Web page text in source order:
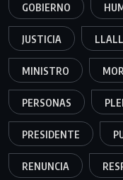
GOBIERNO
JUSTICIA
MINISTRO
PERSONAS
PRESIDENTE
RENUNCIA